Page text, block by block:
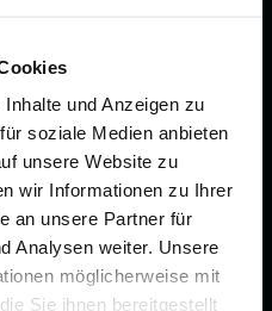
und Anzeigen zu
soziale Medien anbieten
unsere Website zu
wir Informationen zu Ihrer
an unsere Partner für
Analysen weiter. Unsere
möglicherweise mit
Sie ihnen bereitgestellt
lassen
FÜR BESTATTER
Online-Portal
Kostenlos registrieren